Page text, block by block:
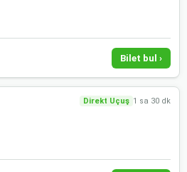
Bilet bul ›
Direkt Uçuş 1 sa 30 dk